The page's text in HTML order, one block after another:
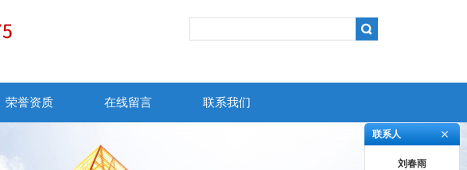
荣誉资质 在线留言 联系我们
联系人
刘春雨